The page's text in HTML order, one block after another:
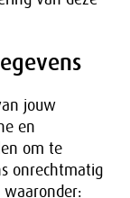
jouw
en
om te
onrechtmatig